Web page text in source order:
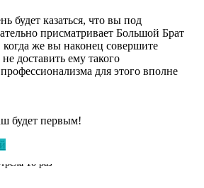
будет казаться, что вы под
присматривает Большой Брат
же вы наконец совершите
доставить ему такого
для этого вполне
будет первым!
i
исчезнет
грибок:
без слов!